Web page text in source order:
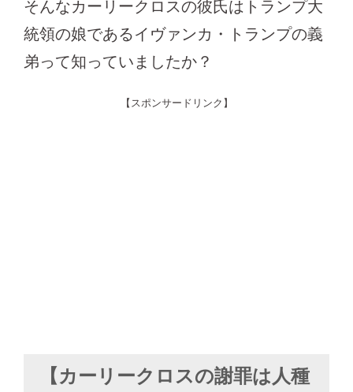
そんなカーリークロスの彼氏はトランプ大
統領の娘であるイヴァンカ・トランプの義
弟って知っていましたか？
【スポンサードリンク】
【カーリークロスの謝罪は人種